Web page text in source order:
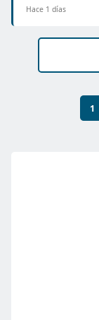
Hace 1 días
1